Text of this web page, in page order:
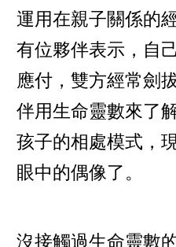
運用在親子關係的
有位夥伴表示，自
應付，雙方經常劍
伴用生命靈數來了
孩子的相處模式，
眼中的偶像了。
沒接觸過生命靈數